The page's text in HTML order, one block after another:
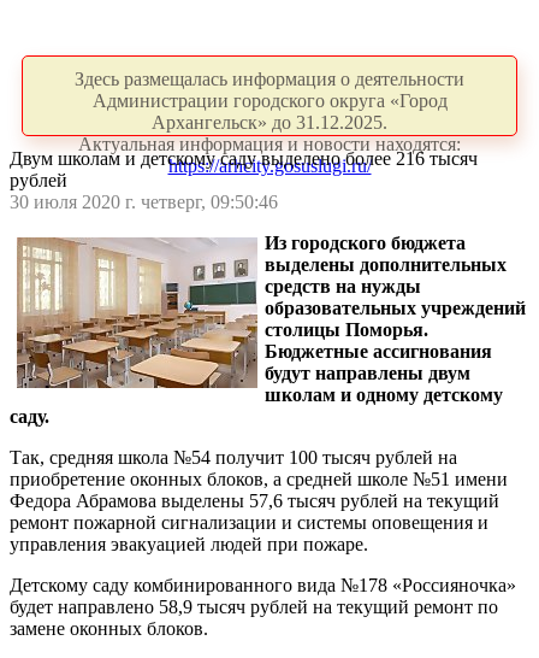
Здесь размещалась информация о деятельности
Администрации городского округа «Город
Архангельск» до 31.12.2025.
Актуальная информация и новости находятся:
https://arhcity.gosuslugi.ru/
Двум школам и детскому саду выделено более 216 тысяч
рублей
30 июля 2020 г. четверг, 09:50:46
Из городского бюджета
выделены дополнительных
средств на нужды
образовательных учреждений
столицы Поморья.
Бюджетные ассигнования
будут направлены двум
школам и одному детскому
саду.
Так, средняя школа №54 получит 100 тысяч рублей на
приобретение оконных блоков, а средней школе №51 имени
Федора Абрамова выделены 57,6 тысяч рублей на текущий
ремонт пожарной сигнализации и системы оповещения и
управления эвакуацией людей при пожаре.
Детскому саду комбинированного вида №178 «Россияночка»
будет направлено 58,9 тысяч рублей на текущий ремонт по
замене оконных блоков.